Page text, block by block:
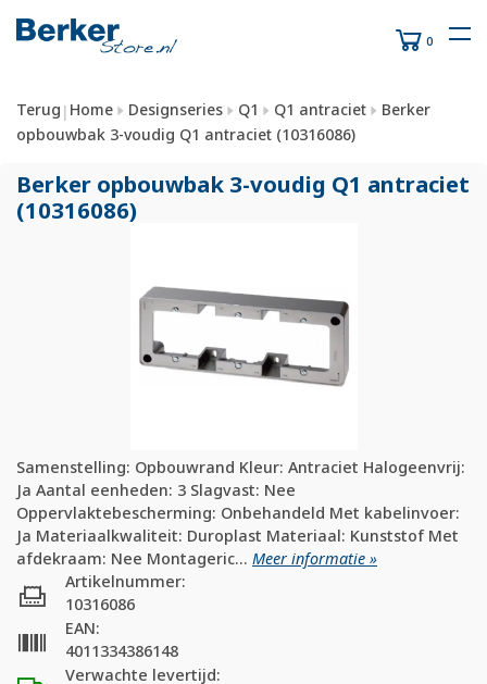
0
Terug | Home Designseries Q1 Q1 antraciet
Berker
opbouwbak 3-voudig Q1 antraciet (10316086)
Berker opbouwbak 3-voudig Q1 antraciet
(10316086)
Samenstelling: Opbouwrand Kleur: Antraciet Halogeenvrij:
Ja Aantal eenheden: 3 Slagvast: Nee
Oppervlaktebescherming: Onbehandeld Met kabelinvoer:
Ja Materiaalkwaliteit: Duroplast Materiaal: Kunststof Met
afdekraam: Nee Montageric... Meer informatie »
Verwachte levertijd:
Artikelnummer:
10316086
EAN:
4011334386148